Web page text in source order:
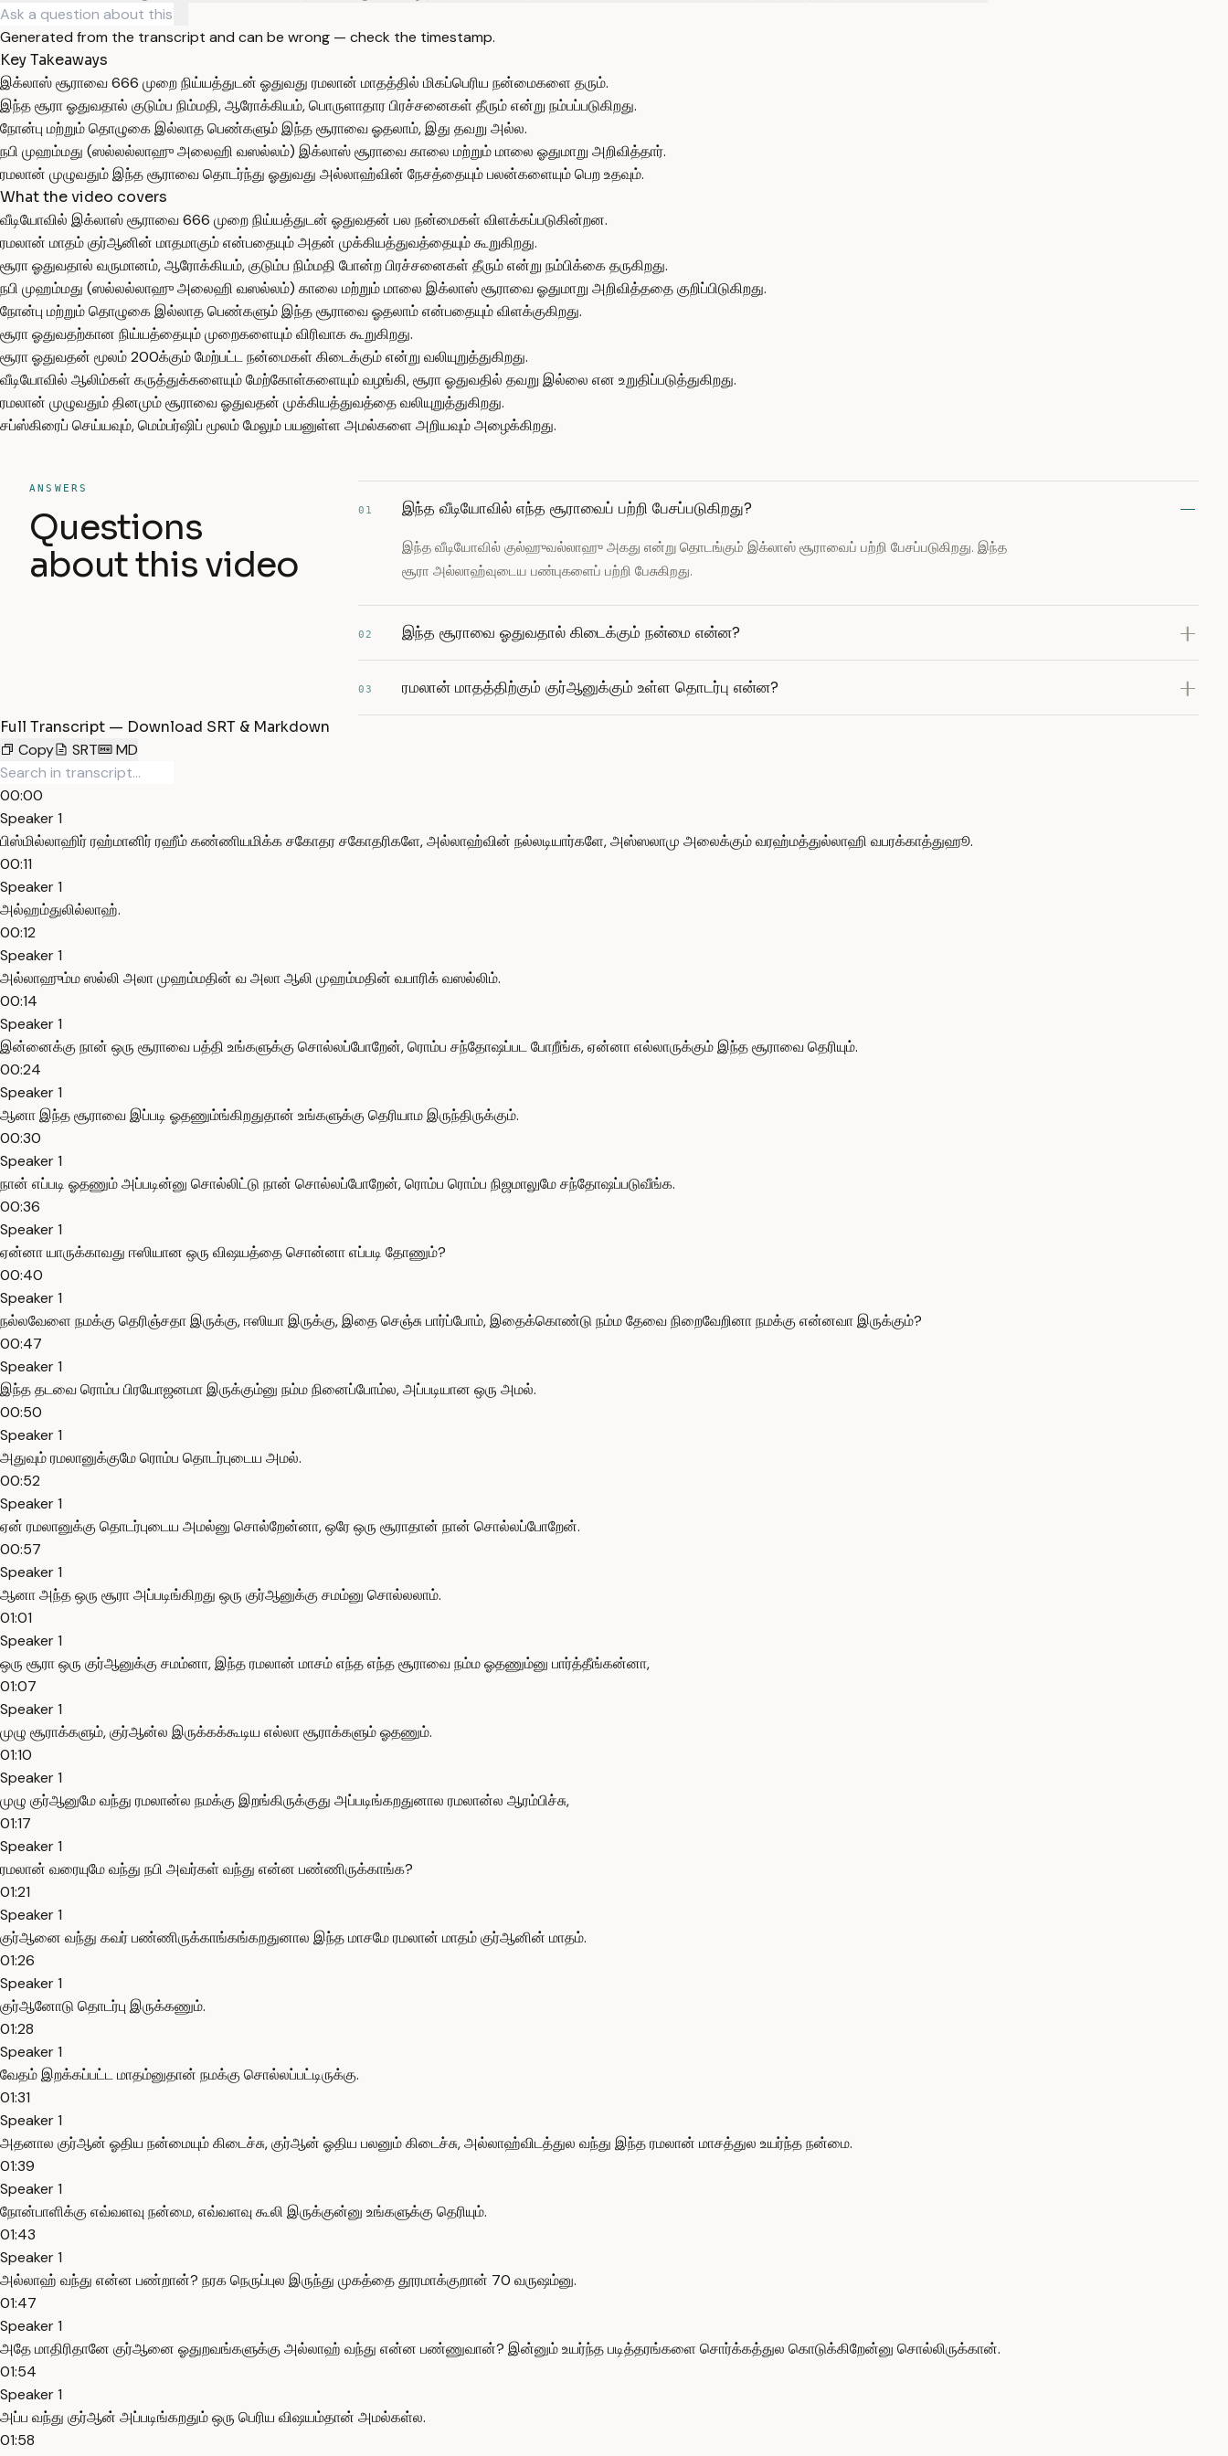
Generated from the transcript and can be wrong — check the timestamp.
Key Takeaways
இக்லாஸ் சூராவை 666 முறை நிய்யத்துடன் ஓதுவது ரமலான் மாதத்தில் மிகப்பெரிய நன்மைகளை தரும்.
இந்த சூரா ஓதுவதால் குடும்ப நிம்மதி, ஆரோக்கியம், பொருளாதார பிரச்சனைகள் தீரும் என்று நம்பப்படுகிறது.
நோன்பு மற்றும் தொழுகை இல்லாத பெண்களும் இந்த சூராவை ஓதலாம், இது தவறு அல்ல.
நபி முஹம்மது (ஸல்லல்லாஹு அலைஹி வஸல்லம்) இக்லாஸ் சூராவை காலை மற்றும் மாலை ஓதுமாறு அறிவித்தார்.
ரமலான் முழுவதும் இந்த சூராவை தொடர்ந்து ஓதுவது அல்லாஹ்வின் நேசத்தையும் பலன்களையும் பெற உதவும்.
What the video covers
வீடியோவில் இக்லாஸ் சூராவை 666 முறை நிய்யத்துடன் ஓதுவதன் பல நன்மைகள் விளக்கப்படுகின்றன.
ரமலான் மாதம் குர்ஆனின் மாதமாகும் என்பதையும் அதன் முக்கியத்துவத்தையும் கூறுகிறது.
சூரா ஓதுவதால் வருமானம், ஆரோக்கியம், குடும்ப நிம்மதி போன்ற பிரச்சனைகள் தீரும் என்று நம்பிக்கை தருகிறது.
நபி முஹம்மது (ஸல்லல்லாஹு அலைஹி வஸல்லம்) காலை மற்றும் மாலை இக்லாஸ் சூராவை ஓதுமாறு அறிவித்ததை குறிப்பிடுகிறது.
நோன்பு மற்றும் தொழுகை இல்லாத பெண்களும் இந்த சூராவை ஓதலாம் என்பதையும் விளக்குகிறது.
சூரா ஓதுவதற்கான நிய்யத்தையும் முறைகளையும் விரிவாக கூறுகிறது.
சூரா ஓதுவதன் மூலம் 200க்கும் மேற்பட்ட நன்மைகள் கிடைக்கும் என்று வலியுறுத்துகிறது.
வீடியோவில் ஆலிம்கள் கருத்துக்களையும் மேற்கோள்களையும் வழங்கி, சூரா ஓதுவதில் தவறு இல்லை என உறுதிப்படுத்துகிறது.
ரமலான் முழுவதும் தினமும் சூராவை ஓதுவதன் முக்கியத்துவத்தை வலியுறுத்துகிறது.
சப்ஸ்கிரைப் செய்யவும், மெம்பர்ஷிப் மூலம் மேலும் பயனுள்ள அமல்களை அறியவும் அழைக்கிறது.
ANSWERS
Questions
about this video
01 இந்த வீடியோவில் எந்த சூராவைப் பற்றி பேசப்படுகிறது?
இந்த வீடியோவில் குல்ஹுவல்லாஹு அகது என்று தொடங்கும் இக்லாஸ் சூராவைப் பற்றி பேசப்படுகிறது. இந்த
சூரா அல்லாஹ்வுடைய பண்புகளைப் பற்றி பேசுகிறது.
02 இந்த சூராவை ஓதுவதால் கிடைக்கும் நன்மை என்ன?
03 ரமலான் மாதத்திற்கும் குர்ஆனுக்கும் உள்ள தொடர்பு என்ன?
Full Transcript — Download SRT & Markdown
Copy
SRT MD
00:00
Speaker 1
பிஸ்மில்லாஹிர் ரஹ்மானிர் ரஹீம் கண்ணியமிக்க சகோதர சகோதரிகளே, அல்லாஹ்வின் நல்லடியார்களே, அஸ்ஸலாமு அலைக்கும் வரஹ்மத்துல்லாஹி வபரக்காத்துஹூ.
00:11
Speaker 1
அல்ஹம்துலில்லாஹ்.
00:12
Speaker 1
அல்லாஹும்ம ஸல்லி அலா முஹம்மதின் வ அலா ஆலி முஹம்மதின் வபாரிக் வஸல்லிம்.
00:14
Speaker 1
இன்னைக்கு நான் ஒரு சூராவை பத்தி உங்களுக்கு சொல்லப்போறேன், ரொம்ப சந்தோஷப்பட போறீங்க, ஏன்னா எல்லாருக்கும் இந்த சூராவை தெரியும்.
00:24
Speaker 1
ஆனா இந்த சூராவை இப்படி ஓதணும்ங்கிறதுதான் உங்களுக்கு தெரியாம இருந்திருக்கும்.
00:30
Speaker 1
நான் எப்படி ஓதணும் அப்படின்னு சொல்லிட்டு நான் சொல்லப்போறேன், ரொம்ப ரொம்ப நிஜமாலுமே சந்தோஷப்படுவீங்க.
00:36
Speaker 1
ஏன்னா யாருக்காவது ஈஸியான ஒரு விஷயத்தை சொன்னா எப்படி தோணும்?
00:40
Speaker 1
நல்லவேளை நமக்கு தெரிஞ்சதா இருக்கு, ஈஸியா இருக்கு, இதை செஞ்சு பார்ப்போம், இதைக்கொண்டு நம்ம தேவை நிறைவேறினா நமக்கு என்னவா இருக்கும்?
00:47
Speaker 1
இந்த தடவை ரொம்ப பிரயோஜனமா இருக்கும்னு நம்ம நினைப்போம்ல, அப்படியான ஒரு அமல்.
00:50
Speaker 1
அதுவும் ரமலானுக்குமே ரொம்ப தொடர்புடைய அமல்.
00:52
Speaker 1
ஏன் ரமலானுக்கு தொடர்புடைய அமல்னு சொல்றேன்னா, ஒரே ஒரு சூராதான் நான் சொல்லப்போறேன்.
00:57
Speaker 1
ஆனா அந்த ஒரு சூரா அப்படிங்கிறது ஒரு குர்ஆனுக்கு சமம்னு சொல்லலாம்.
01:01
Speaker 1
ஒரு சூரா ஒரு குர்ஆனுக்கு சமம்னா, இந்த ரமலான் மாசம் எந்த எந்த சூராவை நம்ம ஓதணும்னு பார்த்தீங்கன்னா,
01:07
Speaker 1
முழு சூராக்களும், குர்ஆன்ல இருக்கக்கூடிய எல்லா சூராக்களும் ஓதணும்.
01:10
Speaker 1
முழு குர்ஆனுமே வந்து ரமலான்ல நமக்கு இறங்கிருக்குது அப்படிங்கறதுனால ரமலான்ல ஆரம்பிச்சு,
01:17
Speaker 1
ரமலான் வரையுமே வந்து நபி அவர்கள் வந்து என்ன பண்ணிருக்காங்க?
01:21
Speaker 1
குர்ஆனை வந்து கவர் பண்ணிருக்காங்கங்கறதுனால இந்த மாசமே ரமலான் மாதம் குர்ஆனின் மாதம்.
01:26
Speaker 1
குர்ஆனோடு தொடர்பு இருக்கணும்.
01:28
Speaker 1
வேதம் இறக்கப்பட்ட மாதம்னுதான் நமக்கு சொல்லப்பட்டிருக்கு.
01:31
Speaker 1
அதனால குர்ஆன் ஓதிய நன்மையும் கிடைச்சு, குர்ஆன் ஓதிய பலனும் கிடைச்சு, அல்லாஹ்விடத்துல வந்து இந்த ரமலான் மாசத்துல உயர்ந்த நன்மை.
01:39
Speaker 1
நோன்பாளிக்கு எவ்வளவு நன்மை, எவ்வளவு கூலி இருக்குன்னு உங்களுக்கு தெரியும்.
01:43
Speaker 1
அல்லாஹ் வந்து என்ன பண்றான்? நரக நெருப்புல இருந்து முகத்தை தூரமாக்குறான் 70 வருஷம்னு.
01:47
Speaker 1
அதே மாதிரிதானே குர்ஆனை ஓதுறவங்களுக்கு அல்லாஹ் வந்து என்ன பண்ணுவான்? இன்னும் உயர்ந்த படித்தரங்களை சொர்க்கத்துல கொடுக்கிறேன்னு சொல்லிருக்கான்.
01:54
Speaker 1
அப்ப வந்து குர்ஆன் அப்படிங்கறதும் ஒரு பெரிய விஷயம்தான் அமல்கள்ல.
01:58